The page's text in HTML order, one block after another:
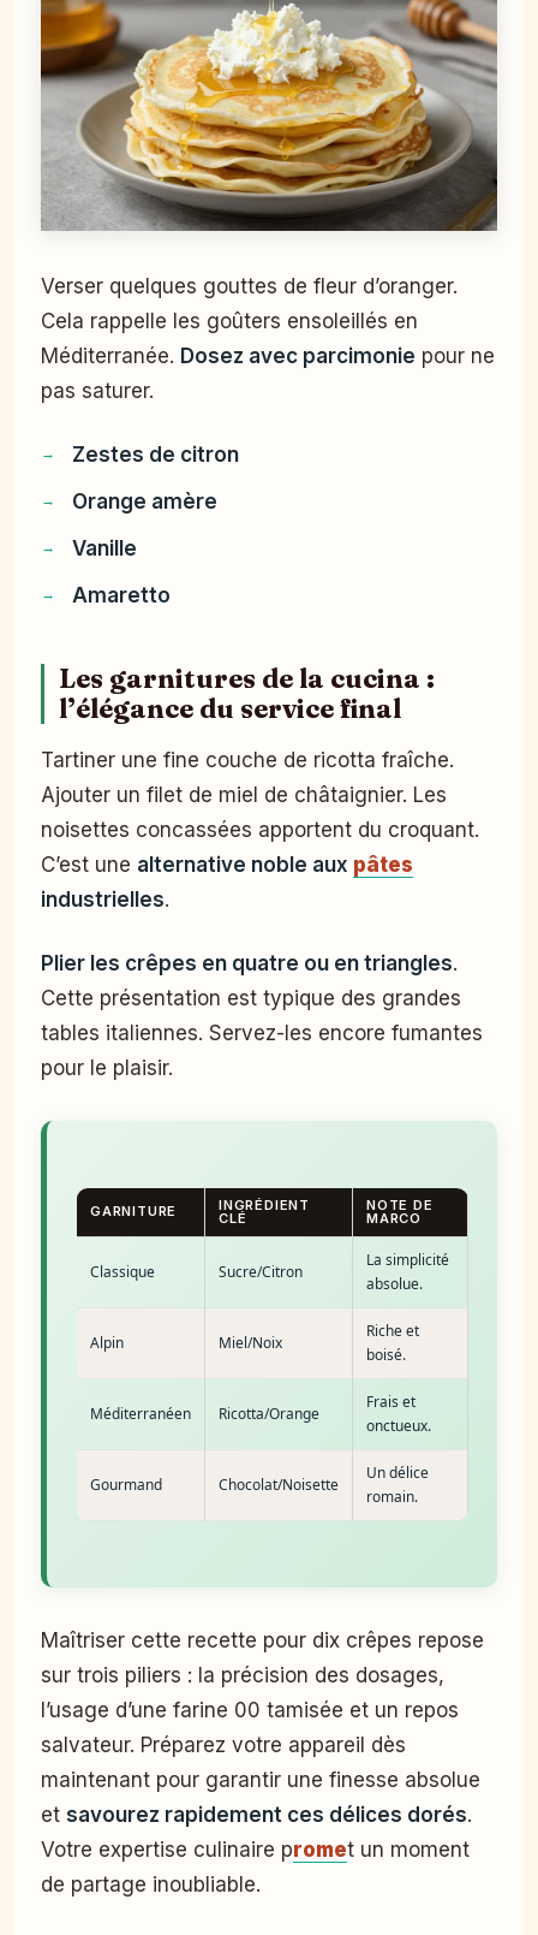
Verser quelques gouttes de fleur d’oranger.
Cela rappelle les goûters ensoleillés en
Méditerranée. Dosez avec parcimonie pour ne
pas saturer.
Zestes de citron
Orange amère
Vanille
Amaretto
Les garnitures de la cucina :
l’élégance du service final
Tartiner une fine couche de ricotta fraîche.
Ajouter un filet de miel de châtaignier. Les
noisettes concassées apportent du croquant.
C’est une alternative noble aux pâtes
industrielles.
Plier les crêpes en quatre ou en triangles.
Cette présentation est typique des grandes
tables italiennes. Servez-les encore fumantes
pour le plaisir.
GARNITURE INGRÉDIENT
CLÉ
NOTE DE
MARCO
Classique Sucre/Citron
La simplicité
absolue.
Alpin Miel/Noix
Riche et
boisé.
Méditerranéen Ricotta/Orange
Frais et
onctueux.
Gourmand Chocolat/Noisette
Un délice
romain.
Maîtriser cette recette pour dix crêpes repose
sur trois piliers : la précision des dosages,
l’usage d’une farine 00 tamisée et un repos
salvateur. Préparez votre appareil dès
maintenant pour garantir une finesse absolue
et savourez rapidement ces délices dorés.
Votre expertise culinaire promet un moment
de partage inoubliable.